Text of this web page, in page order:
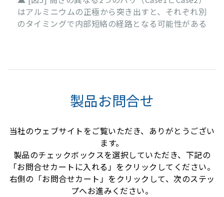
はアルミニウムの正極から突き出すと、それぞれ別
のタイミングで内部短絡の経路となる可能性がある
製品お問合せ
当社のウェブサイトをご覧いただき、ありがとうござい
ます。
製品のチェックボックスを選択していただき、下記の
「お問合せカートに入れる」をクリックしてください。
右側の「お問合せカート」をクリックして、次のステッ
プへお進みください。